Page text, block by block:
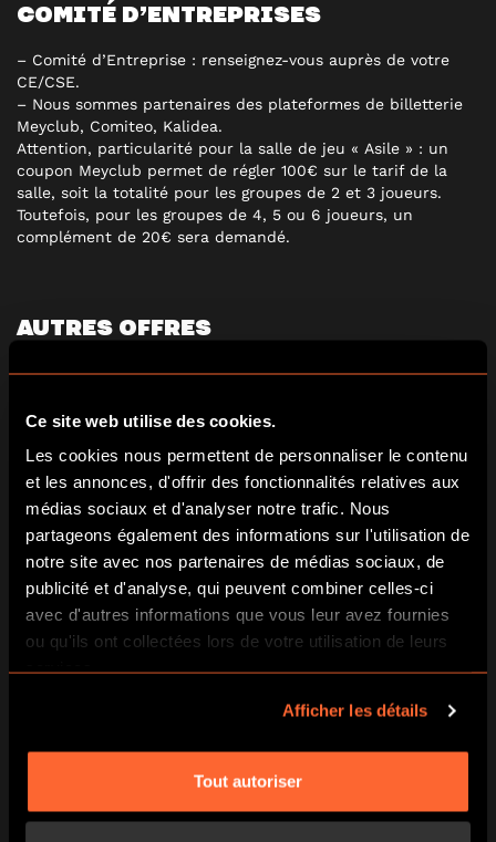
Ce site web utilise des cookies.
Les cookies nous permettent de personnaliser le contenu
et les annonces, d'offrir des fonctionnalités relatives aux
médias sociaux et d'analyser notre trafic. Nous
partageons également des informations sur l'utilisation de
notre site avec nos partenaires de médias sociaux, de
publicité et d'analyse, qui peuvent combiner celles-ci
avec d'autres informations que vous leur avez fournies
ou qu'ils ont collectées lors de votre utilisation de leurs
services.
Afficher les détails
Tout autoriser
COMITÉ D’ENTREPRISES
– Comité d’Entreprise : renseignez-vous auprès de votre
CE/CSE.
– Nous sommes partenaires des plateformes de billetterie
Meyclub, Comiteo, Kalidea.
Attention, particularité pour la salle de jeu « Asile » : un
coupon Meyclub permet de régler 100€ sur le tarif de la
salle, soit la totalité pour les groupes de 2 et 3 joueurs.
Toutefois, pour les groupes de 4, 5 ou 6 joueurs, un
complément de 20€ sera demandé.
AUTRES OFFRES
– EVJF ou EVG : la part de la future mariée ou du futur
groupe de 8, vous ne payerez que pour 7 joueurs.
Attention, les offres et les codes de réduction ne sont pas
cumulables. Merci de votre compréhension.
COMMENT JOUER